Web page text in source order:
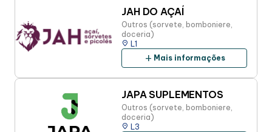
JAH DO AÇAÍ
Outros (sorvete, bomboniere,
doceria)
place L1
add Mais informações
JAPA SUPLEMENTOS
Outros (sorvete, bomboniere,
doceria)
place L3